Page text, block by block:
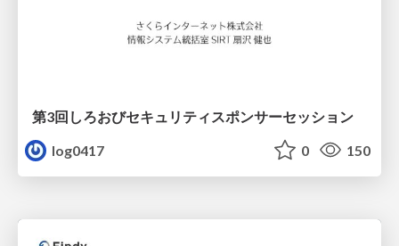
第3回しろおびセキュリティスポンサーセッション
log0417
0 150